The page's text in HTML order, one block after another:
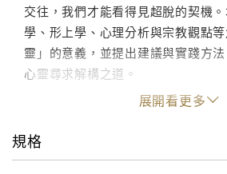
交往，我們才能看得見超脫的契機
學、形上學、心理分析與宗教觀點
靈」的意義，並提出建議與實踐方
心靈尋求解構之道。
展開看更多
規格